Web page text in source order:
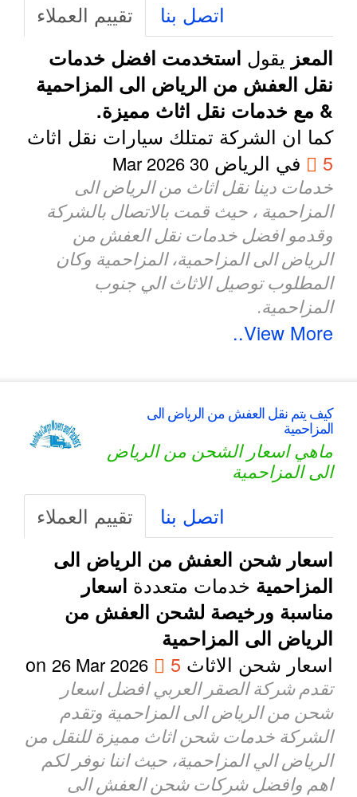
تقييم العملاء اتصل بنا
المعزيقولاستخدمت افضل خدمات
نقل العفش من الرياض الى المزاحمية
& مع خدمات نقل اثاث مميزة.
كما ان الشركة تمتلك سيارات نقل اثاث
في الرياض30 Mar 2026
خدمات دينا نقل اثاث من الرياض الى
المزاحمية ، حيث قمت بالاتصال بالشركة
وقدمو افضل خدمات نقل العفش من
الرياض الى المزاحمية، المزاحمية وكان
المطلوب توصيل الاثاث الي جنوب
المزاحمية.
View More..
كيف يتم نقل العفش من الرياض الى
المزاحمية
ماهي اسعار الشحن من الرياض
الى المزاحمية
تقييم العملاء اتصل بنا
اسعار شحن العفش من الرياض الى
المزاحميةخدمات متعددةاسعار
مناسبة ورخيصة لشحن العفش من
الرياض الى المزاحمية
اسعار شحن الاثاث5
26 Mar 2026
تقدم شركة الصقر العربي افضل اسعار
شحن من الرياض الى المزاحمية وتقدم
الشركة خدمات شحن اثاث مميزة للنقل من
الرياض الي المزاحمية، حيث اننا نوفر لكم
اهم وافضل شركات شحن العفش الى